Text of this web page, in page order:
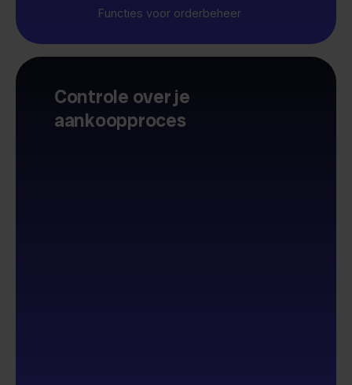
Functies voor orderbeheer
Controle over je
aankoopproces